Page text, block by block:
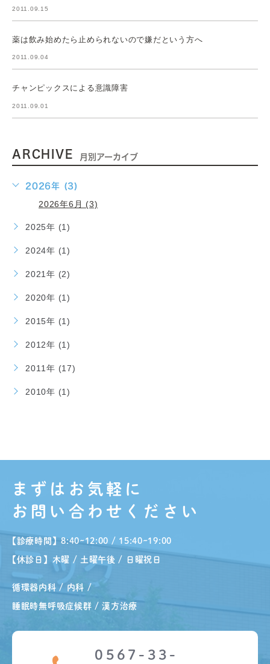
2011.09.15
薬は飲み始めたら止められないので嫌だという方へ
2011.09.04
チャンピックスによる意識障害
2011.09.01
ARCHIVE 月別アーカイブ
2026年 (3)
2026年6月 (3)
2025年 (1)
2024年 (1)
2021年 (2)
2020年 (1)
2015年 (1)
2012年 (1)
2011年 (17)
2010年 (1)
まずはお気軽に
お問い合わせください
【診療時間】8:40~12:00 / 15:40~19:00
【休診日】木曜 / 土曜午後 / 日曜祝日
循環器内科 / 内科 /
睡眠時無呼吸症候群 / 漢方治療
0567-33-